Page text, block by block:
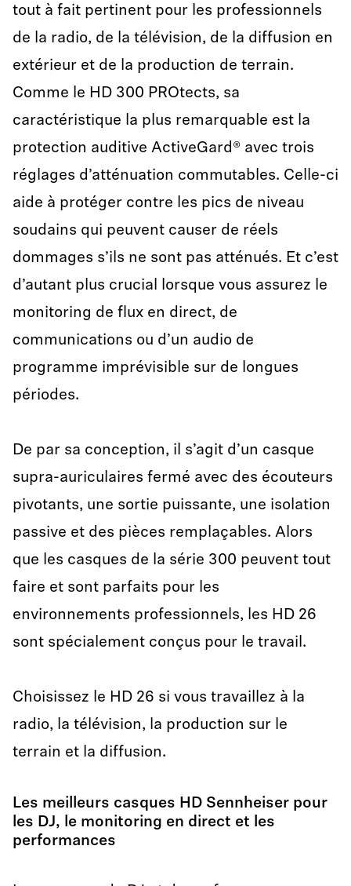
tout à fait pertinent pour les professionnels
de la radio, de la télévision, de la diffusion en
extérieur et de la production de terrain.
Comme le HD 300 PROtects, sa
caractéristique la plus remarquable est la
protection auditive ActiveGard® avec trois
réglages d’atténuation commutables. Celle-ci
aide à protéger contre les pics de niveau
soudains qui peuvent causer de réels
dommages s’ils ne sont pas atténués. Et c’est
d’autant plus crucial lorsque vous assurez le
monitoring de flux en direct, de
communications ou d’un audio de
programme imprévisible sur de longues
périodes.
De par sa conception, il s’agit d’un casque
supra-auriculaires fermé avec des écouteurs
pivotants, une sortie puissante, une isolation
passive et des pièces remplaçables. Alors
que les casques de la série 300 peuvent tout
faire et sont parfaits pour les
environnements professionnels, les HD 26
sont spécialement conçus pour le travail.
Choisissez le HD 26 si vous travaillez à la
radio, la télévision, la production sur le
terrain et la diffusion.
Les meilleurs casques HD Sennheiser pour
les DJ, le monitoring en direct et les
performances